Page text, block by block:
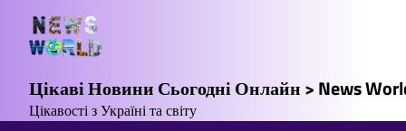
вмісту
Цікаві Новини Сьогодні Онлайн > News
Цікавості з Україні та світу